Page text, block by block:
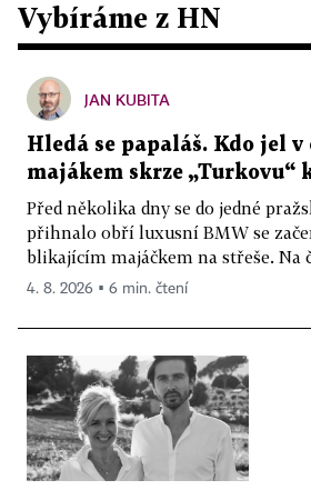
Vybíráme z HN
JAN KUBITA
Hledá se papaláš. Kdo jel v
majákem skrze „Turkovu“
Před několika dny se do jedné
přihnalo obří luxusní BMW se
blikajícím majáčkem na střeše. Na
4. 8. 2026 ▪ 6 min. čtení